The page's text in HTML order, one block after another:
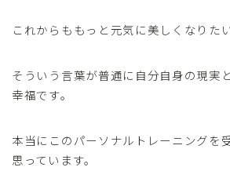
これからももっと元気に美しくなりたい
そういう言葉が普通に自分自身の現実
幸福です。
本当にこのパーソナルトレーニングを
思っています。